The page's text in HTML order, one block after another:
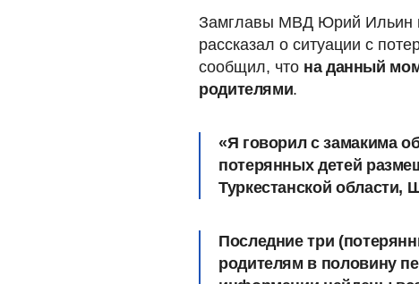
Замглавы МВД Юрий Ильин в
рассказал о ситуации с
сообщил, что на данный
родителями.
«Я говорил с замакима
потерянных детей
Туркестанской области,
Последние три
родителям в половину